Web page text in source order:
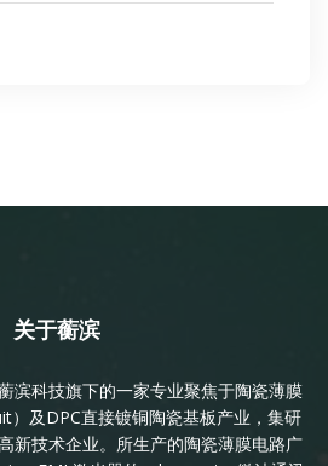
关于蘅滨
滨科技旗下的一家专业聚焦于陶瓷薄膜
）及DPC直接镀铜陶瓷基板产业，集研
新技术企业。所生产的陶瓷薄膜电路广